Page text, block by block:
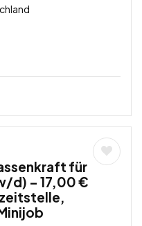
für
d) – 17,00 €